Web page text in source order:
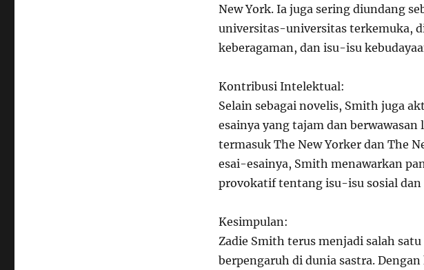
New York. Ia juga sering diundang
universitas-universitas terkemuka,
keberagaman, dan isu-isu
Kontribusi Intelektual:
Selain sebagai novelis, Smith juga
esainya yang tajam dan
termasuk The New Yorker dan The
esai-esainya, Smith menawarkan
provokatif tentang isu-isu sosial dan
Kesimpulan:
Zadie Smith terus menjadi salah
berpengaruh di dunia sastra.